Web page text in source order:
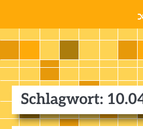
Schlagwort: